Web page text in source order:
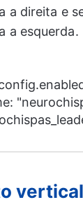
a direita e
a esquerda.
vertical